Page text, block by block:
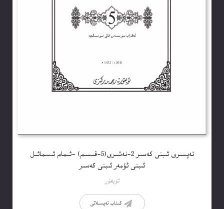
تەپسىرى ئىبنى كەسىر 2-نەشىرى(5-قىسىم) -ئىمام ئىسمائىل
ئىبنى ئۆمەر ئىبنى كەسىر
ئۇيغۇر
كىتاب تەپسىلاتى